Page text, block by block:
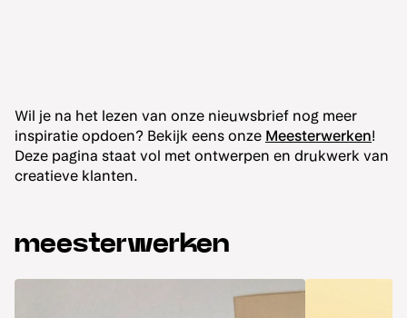
Wil je na het lezen van onze nieuwsbrief nog meer
inspiratie opdoen? Bekijk eens onze Meesterwerken!
Deze pagina staat vol met ontwerpen en drukwerk van
creatieve klanten.
meesterwerken